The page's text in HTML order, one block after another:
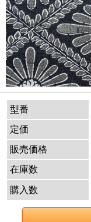
型番
定価
販売価格
在庫数
購入数